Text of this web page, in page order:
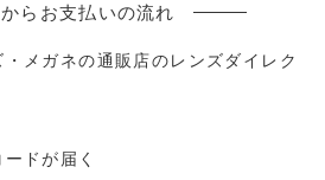
らお支払いの流れ
・メガネの通販店のレンズダイレク
ドが届く